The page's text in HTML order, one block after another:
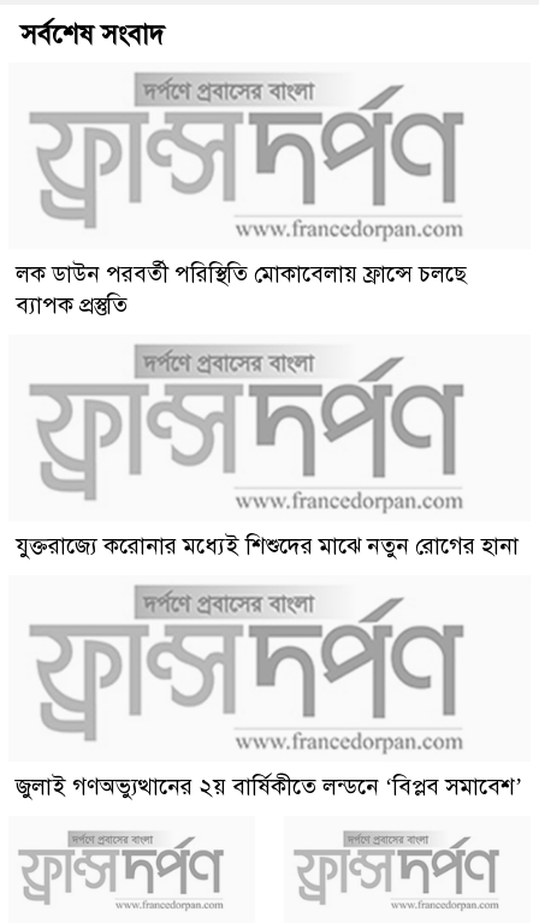
সর্বশেষ সংবাদ
লক ডাউন পরবর্তী পরিস্থিতি মোকাবেলায় ফ্রান্সে চলছে
ব্যাপক প্রস্তুতি
যুক্তরাজ্যে করোনার মধ্যেই শিশুদের মাঝে নতুন রোগের হানা
জুলাই গণঅভ্যুত্থানের ২য় বার্ষিকীতে লন্ডনে ‘বিপ্লব সমাবেশ’